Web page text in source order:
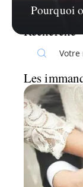
Pourquoi
Recherche
Les